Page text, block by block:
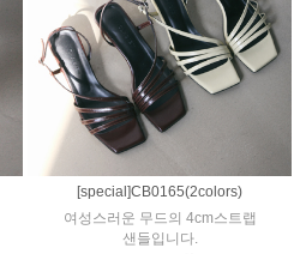
[special]CB0165(2colors)
여성스러운 무드의 4cm스트랩
샌들입니다.